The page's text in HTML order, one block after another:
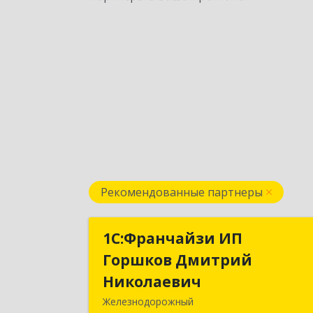
Рекомендованные партнеры
1С:Франчайзи ИП
Горшков Дмитрий
Николаевич
Железнодорожный
1С:Франчайзи ИП
Горшков Дмитрий